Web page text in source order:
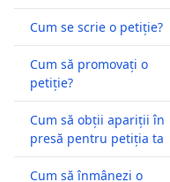
Cum se scrie o petiție?
Cum să promovați o
petiție?
Cum să obții apariții în
presă pentru petiția ta
Cum să înmânezi o